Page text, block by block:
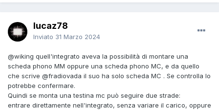
lucaz78
Inviato 31 Marzo 2024
@wiking quell'integrato aveva la possibilità di montare una
scheda phono MM oppure una scheda phono MC, e da quello
che scrive @fradiovada il suo ha solo scheda MC . Se controlla lo
potrebbe confermare.
Quindi se monta una testina mc può seguire due strade:
entrare direttamente nell'integrato, senza variare il carico, oppure